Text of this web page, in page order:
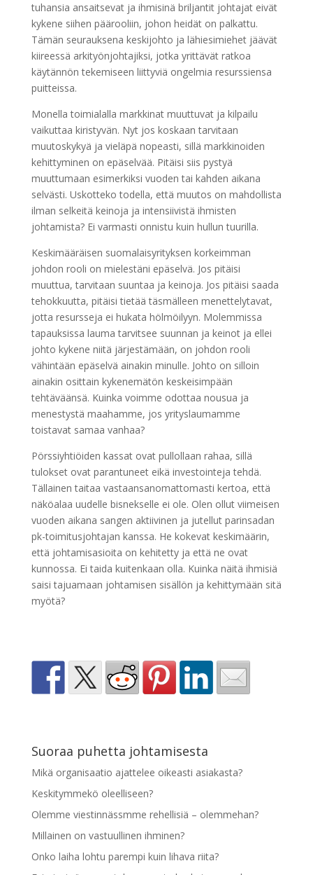
tuhansia ansaitsevat ja ihmisinä briljantit johtajat eivät
kykene siihen päärooliin, johon heidät on palkattu.
Tämän seurauksena keskijohto ja lähiesimiehet jäävät
kiireessä arkityönjohtajiksi, jotka yrittävät ratkoa
käytännön tekemiseen liittyviä ongelmia resurssiensa
puitteissa.
Monella toimialalla markkinat muuttuvat ja kilpailu
vaikuttaa kiristyvän. Nyt jos koskaan tarvitaan
muutoskykyä ja vieläpä nopeasti, sillä markkinoiden
kehittyminen on epäselvää. Pitäisi siis pystyä
muuttumaan esimerkiksi vuoden tai kahden aikana
selvästi. Uskotteko todella, että muutos on mahdollista
ilman selkeitä keinoja ja intensiivistä ihmisten
johtamista? Ei varmasti onnistu kuin hullun tuurilla.
Keskimääräisen suomalaisyrityksen korkeimman
johdon rooli on mielestäni epäselvä. Jos pitäisi
muuttua, tarvitaan suuntaa ja keinoja. Jos pitäisi saada
tehokkuutta, pitäisi tietää täsmälleen menettelytavat,
jotta resursseja ei hukata hölmöilyyn. Molemmissa
tapauksissa lauma tarvitsee suunnan ja keinot ja ellei
johto kykene niitä järjestämään, on johdon rooli
vähintään epäselvä ainakin minulle. Johto on silloin
ainakin osittain kykenemätön keskeisimpään
tehtäväänsä. Kuinka voimme odottaa nousua ja
menestystä maahamme, jos yrityslaumamme
toistavat samaa vanhaa?
Pörssiyhtiöiden kassat ovat pullollaan rahaa, sillä
tulokset ovat parantuneet eikä investointeja tehdä.
Tällainen taitaa vastaansanomattomasti kertoa, että
näköalaa uudelle bisnekselle ei ole. Olen ollut viimeisen
vuoden aikana sangen aktiivinen ja jutellut parinsadan
pk-toimitusjohtajan kanssa. He kokevat keskimäärin,
että johtamisasioita on kehitetty ja että ne ovat
kunnossa. Ei taida kuitenkaan olla. Kuinka näitä ihmisiä
saisi tajuamaan johtamisen sisällön ja kehittymään sitä
myötä?
Suoraa puhetta johtamisesta
Mikä organisaatio ajattelee oikeasti asiakasta?
Keskitymmekö oleelliseen?
Olemme viestinnässmme rehellisiä – olemmehan?
Millainen on vastuullinen ihminen?
Onko laiha lohtu parempi kuin lihava riita?